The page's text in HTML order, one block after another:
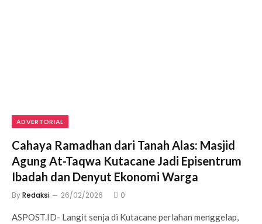
ADVERTORIAL
Cahaya Ramadhan dari Tanah Alas: Masjid
Agung At-Taqwa Kutacane Jadi Episentrum
Ibadah dan Denyut Ekonomi Warga
ByRedaksi 26/02/2026 0
ASPOST.ID- Langit senja di Kutacane perlahan menggelap,